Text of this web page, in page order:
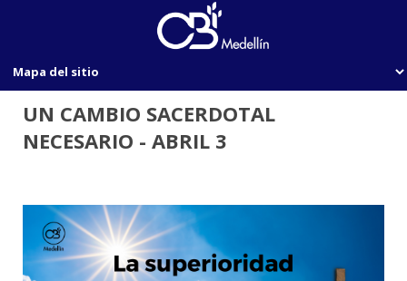
UN CAMBIO SACERDOTAL
NECESARIO - ABRIL 3